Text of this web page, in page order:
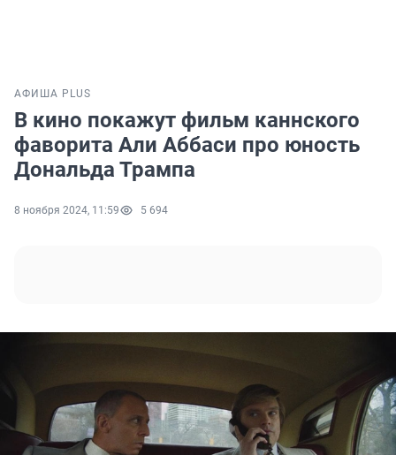
АФИША PLUS
В кино покажут фильм каннского
фаворита Али Аббаси про юность
Дональда Трампа
8 ноября 2024, 11:59 5 694